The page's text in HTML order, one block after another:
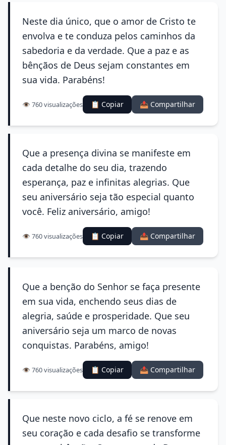
Neste dia único, que o amor de Cristo te
envolva e te conduza pelos caminhos da
sabedoria e da verdade. Que a paz e as
bênçãos de Deus sejam constantes em
sua vida. Parabéns!
👁️ 760 visualizações 📋 Copiar 📤 Compartilhar
Que a presença divina se manifeste em
cada detalhe do seu dia, trazendo
esperança, paz e infinitas alegrias. Que
seu aniversário seja tão especial quanto
você. Feliz aniversário, amigo!
👁️ 760 visualizações 📋 Copiar 📤 Compartilhar
Que a benção do Senhor se faça presente
em sua vida, enchendo seus dias de
alegria, saúde e prosperidade. Que seu
aniversário seja um marco de novas
conquistas. Parabéns, amigo!
👁️ 760 visualizações 📋 Copiar 📤 Compartilhar
Que neste novo ciclo, a fé se renove em
seu coração e cada desafio se transforme